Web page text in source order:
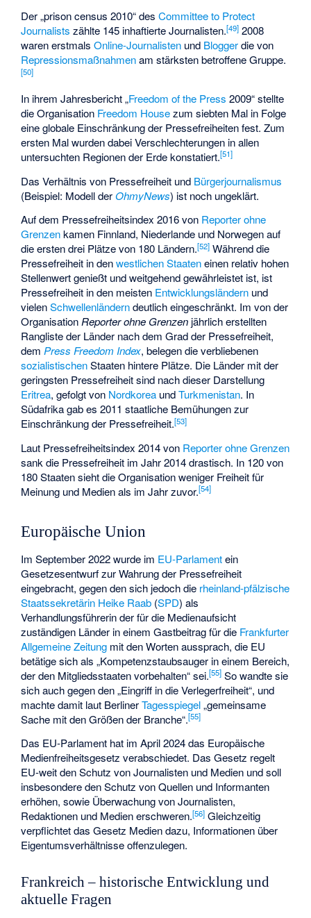
Der „prison census 2010“ desCommittee to Protect
Journalists zählte 145 inhaftierte Journalisten.[49] 2008
waren erstmalsOnline-Journalisten und Bloggerdie von
Repressionsmaßnahmenam stärksten betroffene Gruppe.
[50]
In ihrem Jahresbericht „Freedom of the Press 2009“ stellte
die Organisation Freedom Housezum siebten Mal in Folge
eine globale Einschränkung der Pressefreiheiten fest. Zum
ersten Mal wurden dabei Verschlechterungen in allen
untersuchten Regionen der Erde konstatiert.[51]
Das Verhältnis von Pressefreiheit und Bürgerjournalismus
(Beispiel: Modell derOhmyNews) ist noch ungeklärt.
Auf dem Pressefreiheitsindex 2016 von Reporter ohne
Grenzenkamen Finnland, Niederlande und Norwegen auf
die ersten drei Plätze von 180 Ländern.[52] Während die
Pressefreiheit in denwestlichen Staateneinen relativ hohen
Stellenwert genießt und weitgehend gewährleistet ist, ist
Pressefreiheit in den meisten Entwicklungsländern und
vielenSchwellenländerndeutlich eingeschränkt. Im von der
OrganisationReporter ohne Grenzen jährlich erstellten
Rangliste der Länder nach dem Grad der Pressefreiheit,
demPress Freedom Index, belegen die verbliebenen
sozialistischenStaaten hintere Plätze. Die Länder mit der
geringsten Pressefreiheit sind nach dieser Darstellung
Eritrea, gefolgt von Nordkorea undTurkmenistan. In
Südafrika gab es 2011 staatliche Bemühungen zur
Einschränkung der Pressefreiheit.[53]
Laut Pressefreiheitsindex 2014 von Reporter ohne Grenzen
sank die Pressefreiheit im Jahr 2014 drastisch. In 120 von
180 Staaten sieht die Organisation weniger Freiheit für
Meinung und Medien als im Jahr zuvor.[54]
Europäische Union
Im September 2022 wurde im EU-Parlamentein
Gesetzesentwurf zur Wahrung der Pressefreiheit
eingebracht, gegen den sich jedoch die rheinland-pfälzische
Staatssekretärin Heike Raab (SPD) als
Verhandlungsführerin der für die Medienaufsicht
zuständigen Länder in einem Gastbeitrag für die Frankfurter
Allgemeine Zeitung mit den Worten aussprach, die EU
betätige sich als „Kompetenzstaubsauger in einem Bereich,
der den Mitgliedsstaaten vorbehalten“ sei.[55] So wandte sie
sich auch gegen den „Eingriff in die Verlegerfreiheit“, und
machte damit laut BerlinerTagesspiegel„gemeinsame
Sache mit den Größen der Branche“.[55]
Das EU-Parlament hat im April 2024 das Europäische
Medienfreiheitsgesetz verabschiedet. Das Gesetz regelt
EU-weit den Schutz von Journalisten und Medien und soll
insbesondere den Schutz von Quellen und Informanten
erhöhen, sowie Überwachung von Journalisten,
Redaktionen und Medien erschweren.[56] Gleichzeitig
verpflichtet das Gesetz Medien dazu, Informationen über
Eigentumsverhältnisse offenzulegen.
Frankreich – historische Entwicklung und
aktuelle Fragen